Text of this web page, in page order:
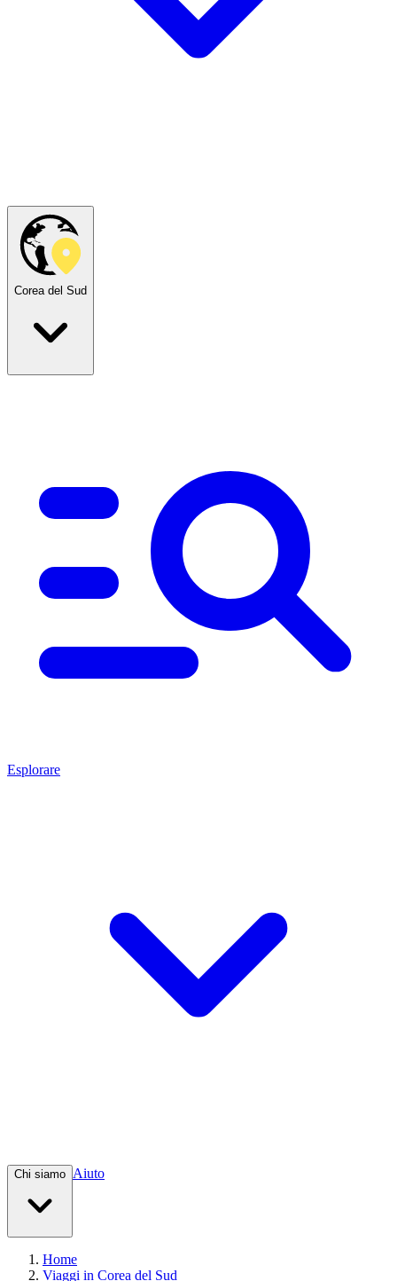
Corea del Sud
Esplorare
Chi siamo Aiuto
Home
Viaggi in Corea del Sud